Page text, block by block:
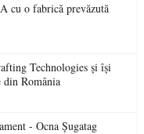
cu o fabrică prevăzută
Technologies și își
din România
- Ocna Șugatag